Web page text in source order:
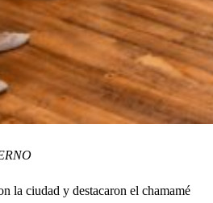
la ciudad y destacaron el chamamé